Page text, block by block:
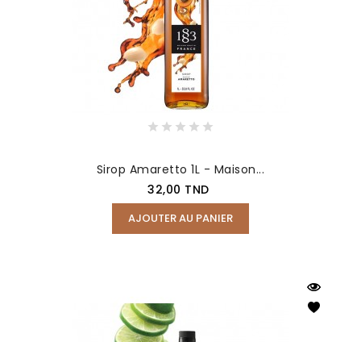
Sirop Amaretto 1L - Maison...
Prix
32,00 TND
AJOUTER AU PANIER